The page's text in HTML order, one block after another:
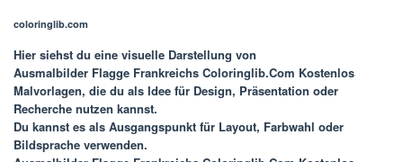
coloringlib.com
Hier siehst du eine visuelle Darstellung von
Ausmalbilder Flagge Frankreichs Coloringlib.Com Kostenlos
Malvorlagen, die du als Idee für Design, Präsentation oder
Recherche nutzen kannst.
Du kannst es als Ausgangspunkt für Layout, Farbwahl oder
Bildsprache verwenden.